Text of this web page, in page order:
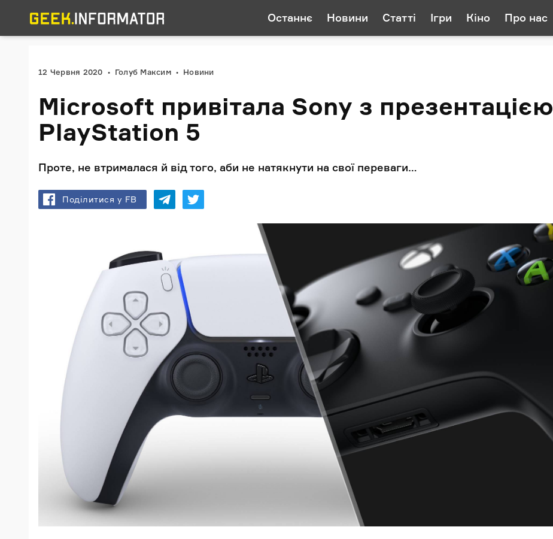
Останнє Новини Статті Ігри Кіно Про нас
12 Червня 2020 Голуб Максим Новини
Microsoft привітала Sony з презентацією
PlayStation 5
Проте, не втрималася й від того, аби не натякнути на свої переваги…
Поділитися у FB